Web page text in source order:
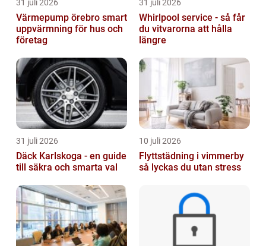
31 juli 2026
Värmepump örebro smart
uppvärmning för hus och
företag
31 juli 2026
Whirlpool service - så får
du vitvarorna att hålla
längre
31 juli 2026
Däck Karlskoga - en guide
till säkra och smarta val
10 juli 2026
Flyttstädning i vimmerby
så lyckas du utan stress